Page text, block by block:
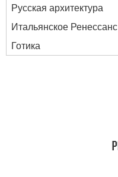
Русская архитектура
Итальянское Ренессанс
Готика